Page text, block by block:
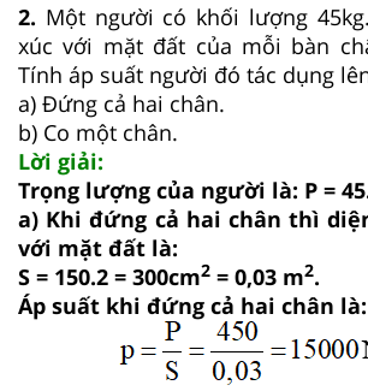
2. Một người có khối lượng
xúc với mặt đất của mỗi bàn
Tính áp suất người đó tác dụng
a) Đứng cả hai chân.
b) Co một chân.
Lời giải:
Trọng lượng của người là: P =
a) Khi đứng cả hai chân thì
với mặt đất là:
S = 150.2 = 300cm2 = 0,03 m2.
Áp suất khi đứng cả hai chân là: